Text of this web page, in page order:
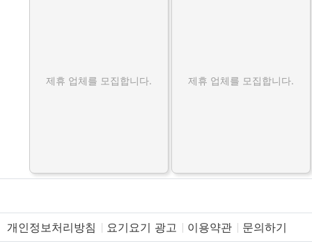
제휴 업체를 모집합니다. 제휴 업체를 모집합니다.
개인정보처리방침 요기요기 광고 이용약관 문의하기